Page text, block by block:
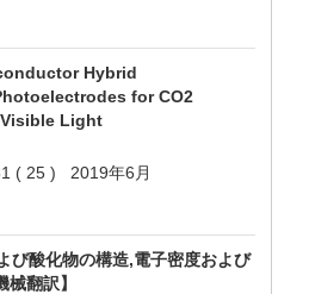
Hybrid
for CO2
Light
( 25 ) 2019年6月
び酸化物の構造,電子密度および
翻訳】